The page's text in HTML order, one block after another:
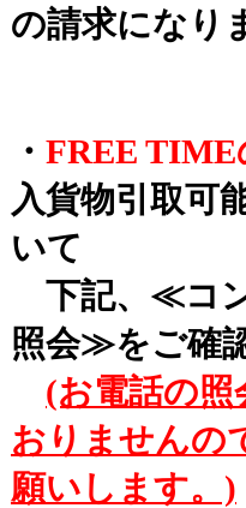
の請求になり
・ FREE TIME
入貨物引取可
いて
下記、≪コ
照会≫をご確
(お電話の照
おりませんの
願いします。)